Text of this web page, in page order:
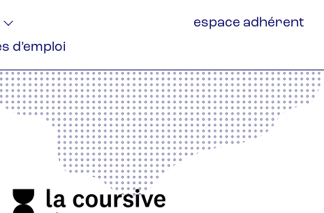
d’emploi
espace adhérent